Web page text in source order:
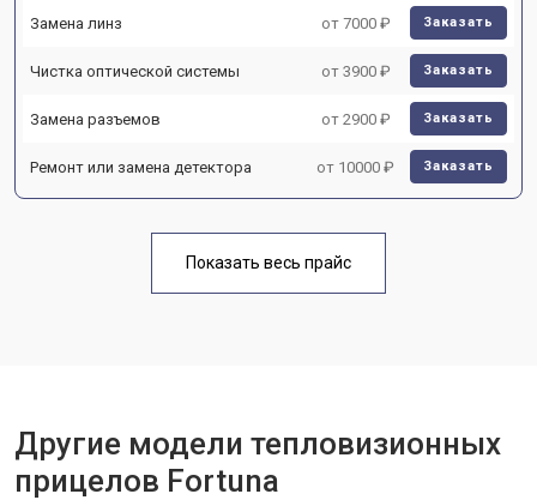
Замена линз от 7000 ₽ Заказать
Чистка оптической системы от 3900 ₽ Заказать
Замена разъемов от 2900 ₽ Заказать
Ремонт или замена детектора от 10000 ₽ Заказать
Показать весь прайс
Другие модели тепловизионных
прицелов Fortuna